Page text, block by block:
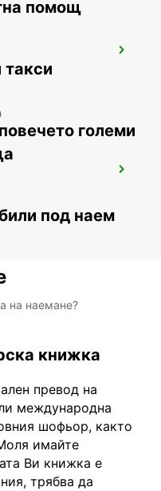
помощ
такси
големи
под наем
на наемане?
книжка
превод на
международна
шофьор, както
имайте
Ви книжка е
трябва да